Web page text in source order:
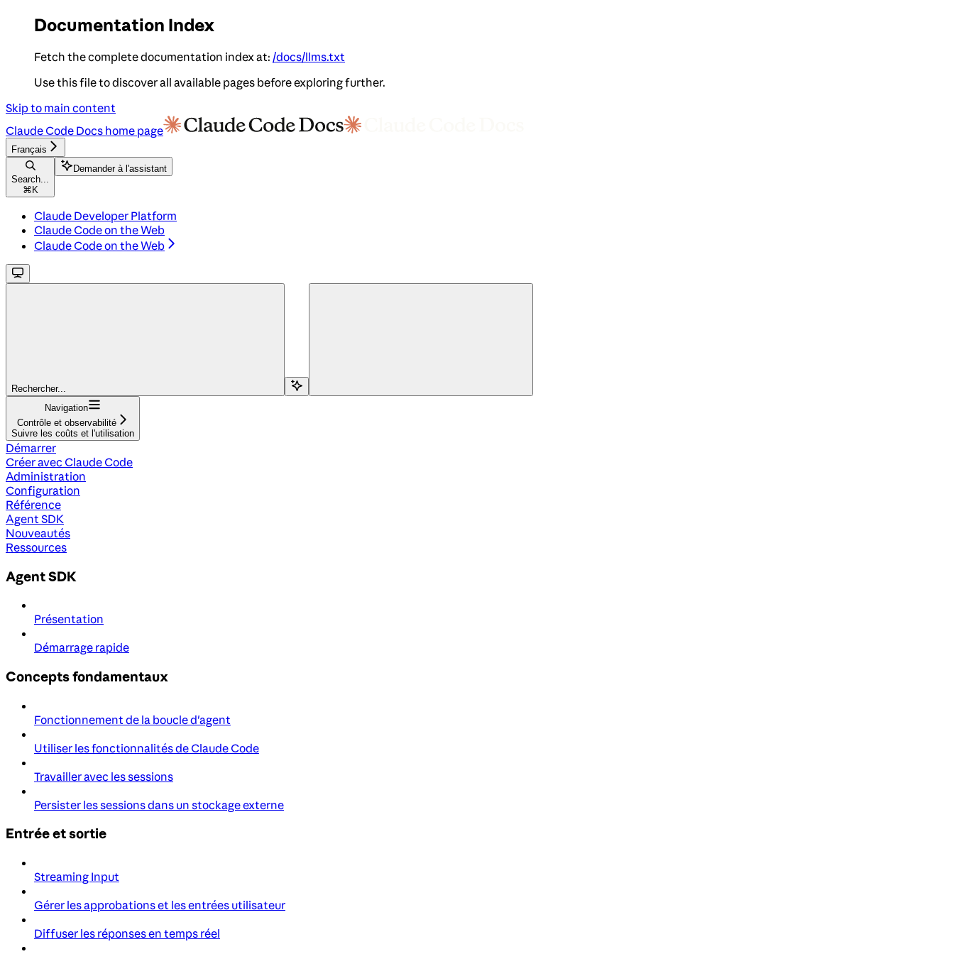
Documentation Index
Fetch the complete documentation index at: /docs/llms.txt
Use this file to discover all available pages before exploring further.
Skip to main content
Claude Code Docs home page
Français
Search...
⌘ K
Demander à l'assistant
Claude Developer Platform
Claude Code on the Web
Claude Code on the Web
Rechercher...
Navigation
Contrôle et observabilité
Suivre les coûts et l'utilisation
Démarrer
Créer avec Claude Code
Administration
Configuration
Référence
Agent SDK
Nouveautés
Ressources
Agent SDK
Présentation
Démarrage rapide
Concepts fondamentaux
Fonctionnement de la boucle d'agent
Utiliser les fonctionnalités de Claude Code
Travailler avec les sessions
Persister les sessions dans un stockage externe
Entrée et sortie
Streaming Input
Gérer les approbations et les entrées utilisateur
Diffuser les réponses en temps réel